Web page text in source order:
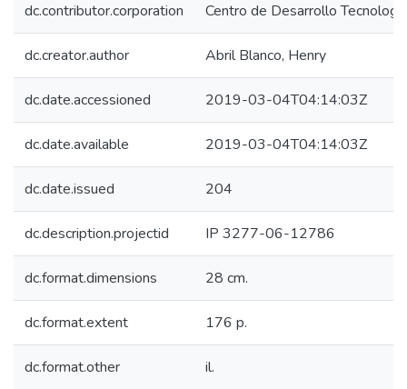
dc.contributor.corporation Centro de Desarrollo
dc.creator.author Abril Blanco, Henry
dc.date.accessioned 2019-03-04T04:14:03Z
dc.date.available 2019-03-04T04:14:03Z
dc.date.issued 204
dc.description.projectid IP 3277-06-12786
dc.format.dimensions 28 cm.
dc.format.extent 176 p.
dc.format.other il.